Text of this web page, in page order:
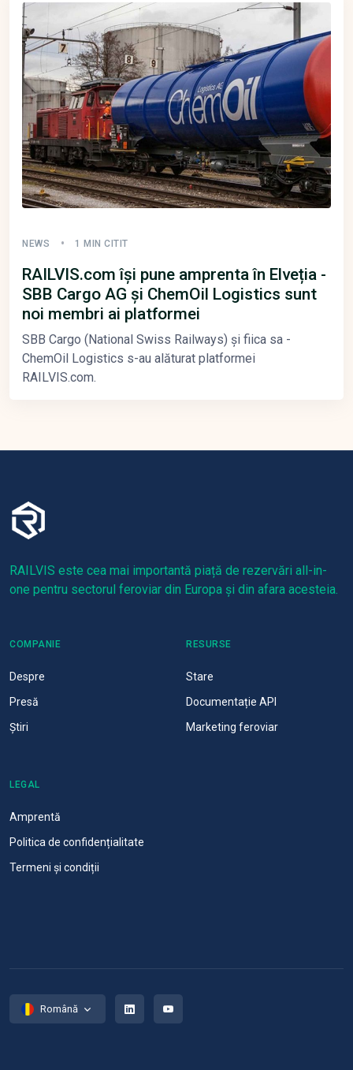
NEWS 1 MIN CITIT
RAILVIS.com își pune amprenta în Elveția -
SBB Cargo AG și ChemOil Logistics sunt
noi membri ai platformei
SBB Cargo (National Swiss Railways) și fiica sa -
ChemOil Logistics s-au alăturat platformei
RAILVIS.com.
RAILVIS este cea mai importantă piață de rezervări all-in-
one pentru sectorul feroviar din Europa și din afara acesteia.
COMPANIE
Despre
Presă
Știri
RESURSE
Stare
Documentație API
Marketing feroviar
LEGAL
Amprentă
Politica de confidențialitate
Termeni și condiții
Română